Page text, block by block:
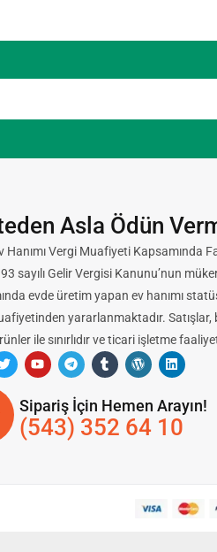
Asla Ödün
Hanımı Vergi Muafiyeti Kapsamında
sayılı Gelir Vergisi Kanunu’nun
evde üretim yapan ev hanımı
yararlanmaktadır. Satışlar,
ile sınırlıdır ve ticari işletme
Sipariş İçin Hemen Arayın!
(543) 352 64 10